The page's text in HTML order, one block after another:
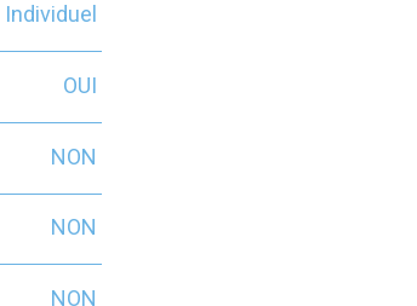
Individuel
OUI
NON
NON
NON